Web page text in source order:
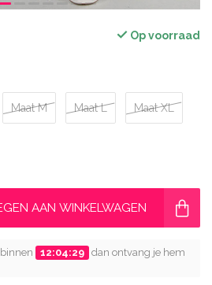
Op voorraad
Maat M Maat L Maat XL
AAN WINKELWAGEN
12:04:28 dan ontvang je hem